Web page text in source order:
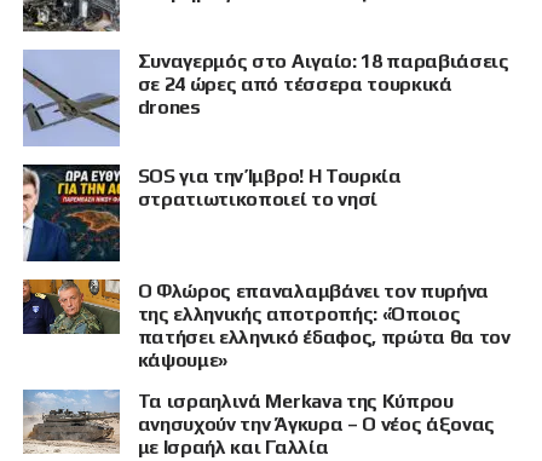
Συναγερμός στο Αιγαίο: 18 παραβιάσεις
σε 24 ώρες από τέσσερα τουρκικά
drones
SOS για την Ίμβρο! Η Τουρκία
στρατιωτικοποιεί το νησί
Ο Φλώρος επαναλαμβάνει τον πυρήνα
της ελληνικής αποτροπής: «Όποιος
πατήσει ελληνικό έδαφος, πρώτα θα τον
κάψουμε»
Τα ισραηλινά Merkava της Κύπρου
ανησυχούν την Άγκυρα – Ο νέος άξονας
με Ισραήλ και Γαλλία